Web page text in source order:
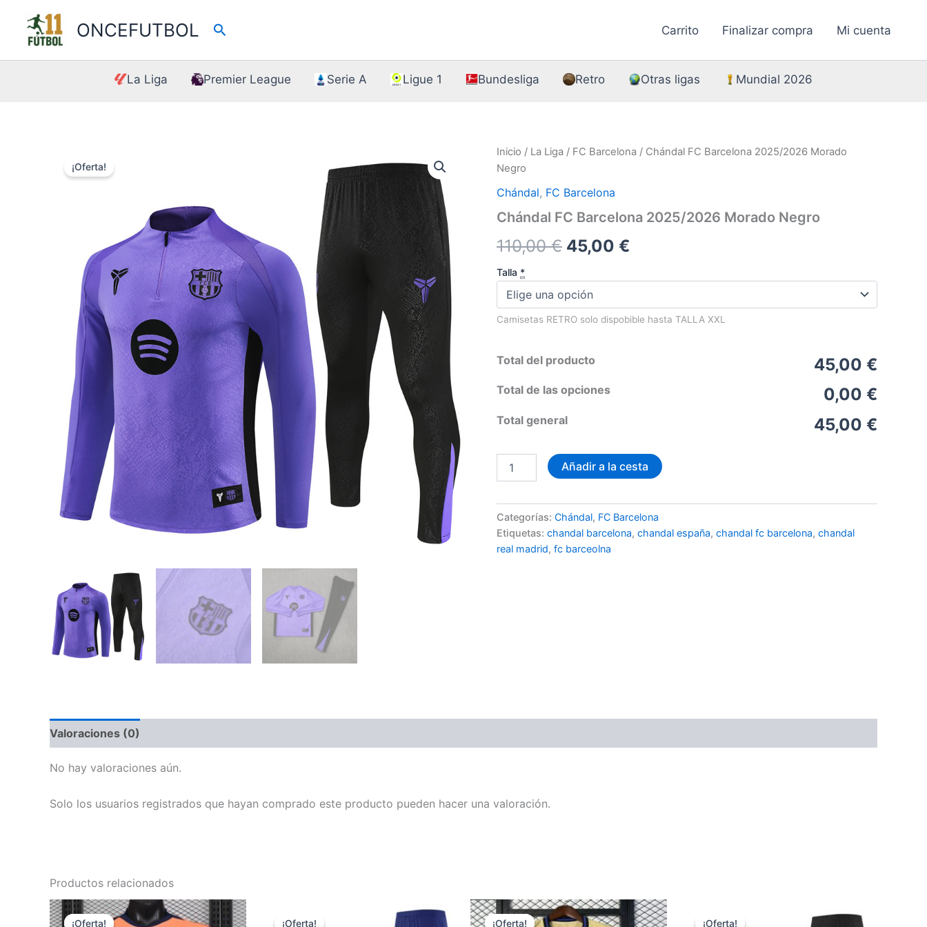
contenido
ONCEFUTBOL Buscar Carrito Finalizar compra Mi cuenta
La Liga Premier League Serie A Ligue 1 Bundesliga Retro Otras ligas Mundial 2026
¡Oferta!
Inicio / La Liga / FC Barcelona / Chándal FC Barcelona 2025/2026 Morado
Negro
Chándal, FC Barcelona
Chándal FC Barcelona 2025/2026 Morado Negro
110,00€ El
original
era:
110,00 €.
45,00 €
es:
Talla *
Camisetas RETRO solo dispobible hasta TALLA XXL
Total del producto 45,00 €
Total de las opciones 0,00 €
Total general 45,00 €
2025/2026
Morado
Negro
cantidad
Añadir a la cesta
Categorías: Chándal, FC Barcelona
Etiquetas: chandal barcelona, chandal españa, chandal fc barcelona, chandal
real madrid, fc barceolna
Valoraciones (0)
No hay valoraciones aún.
Solo los usuarios registrados que hayan comprado este producto pueden hacer una valoración.
Productos relacionados
¡Oferta!
¡Oferta! ¡Oferta!
¡Oferta! ¡Oferta!
¡Oferta! ¡Oferta!
¡Oferta!